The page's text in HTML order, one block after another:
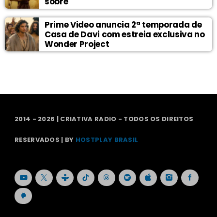
Prime Video anuncia 2ª temporada de
Casa de Davi com estreia exclusiva no
Wonder Project
2014 - 2026 | CRIATIVA RADIO - TODOS OS DIREITOS
RESERVADOS | BY HOSTPLAY BRASIL